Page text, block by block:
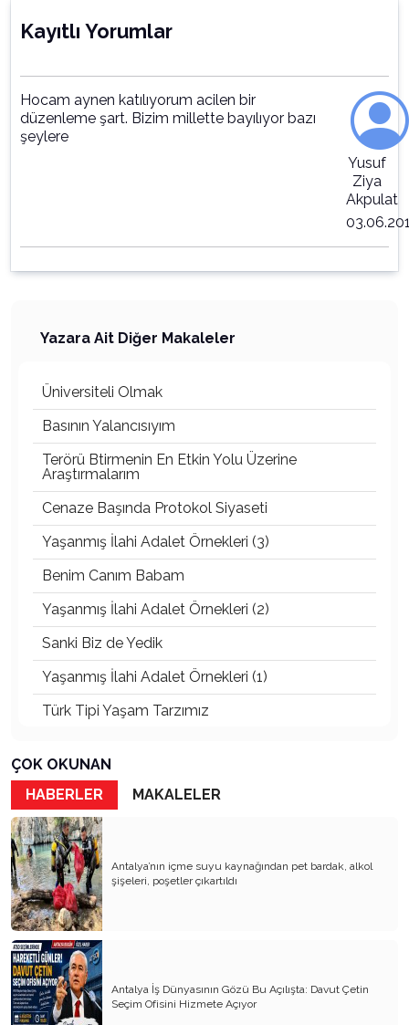
Kayıtlı Yorumlar
Hocam aynen katılıyorum acilen bir
düzenleme şart. Bizim millette bayılıyor bazı
şeylere
Yusuf
Ziya
Akpulat
Yazara Ait Diğer Makaleler
Üniversiteli Olmak
Basının Yalancısıyım
Terörü Btirmenin En Etkin Yolu Üzerine
Araştırmalarım
Cenaze Başında Protokol Siyaseti
Yaşanmış İlahi Adalet Örnekleri (3)
Benim Canım Babam
Yaşanmış İlahi Adalet Örnekleri (2)
Sanki Biz de Yedik
Yaşanmış İlahi Adalet Örnekleri (1)
Türk Tipi Yaşam Tarzımız
Katil Ağaçlar
Keşke Herkes Sevdiği ve İyi Bildiği İşi Yapsa
Veda Mektubum
Avm’ler Sinek Avlıyor
Hangi Gazetecilerin Günü?
Çok Para, Çok Bela
Geçen Yıldan Akılda Kalanlar
Yeni Yıl Duam
ÇOK OKUNAN
HABERLER
MAKALELER
Antalya’nın içme suyu kaynağından pet bardak, alkol
şişeleri, poşetler çıkartıldı
Antalya İş Dünyasının Gözü Bu Açılışta: Davut Çetin
Seçim Ofisini Hizmete Açıyor